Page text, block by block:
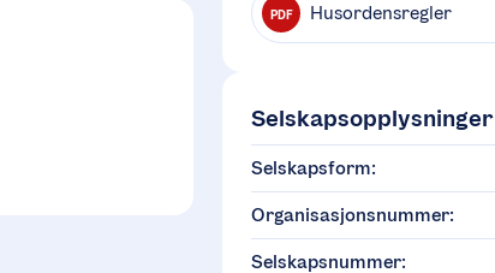
PDF Husordensregler
Selskapsopplysninger
Selskapsform:
Organisasjonsnummer:
Selskapsnummer: